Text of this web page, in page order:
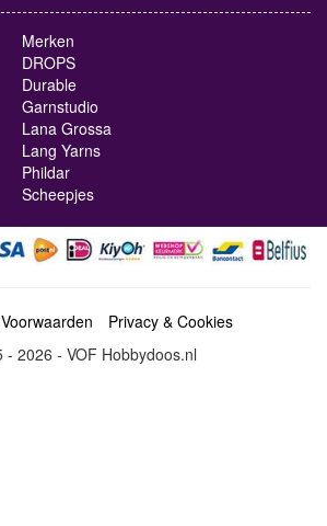
Merken
DROPS
Durable
Garnstudio
Lana Grossa
Lang Yarns
Phildar
Scheepjes
Privacy & Cookies
- 2026 - VOF Hobbydoos.nl